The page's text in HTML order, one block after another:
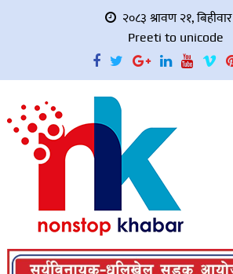
२०८३ श्रावण २१, बिहीवार
Preeti to unicode